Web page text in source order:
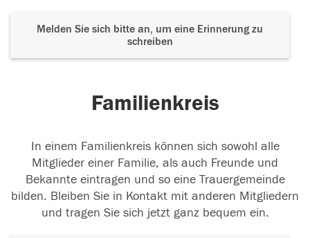
Melden Sie sich bitte an, um eine Erinnerung zu
schreiben
Familienkreis
In einem Familienkreis können sich sowohl alle
Mitglieder einer Familie, als auch Freunde und
Bekannte eintragen und so eine Trauergemeinde
bilden. Bleiben Sie in Kontakt mit anderen Mitgliedern
und tragen Sie sich jetzt ganz bequem ein.